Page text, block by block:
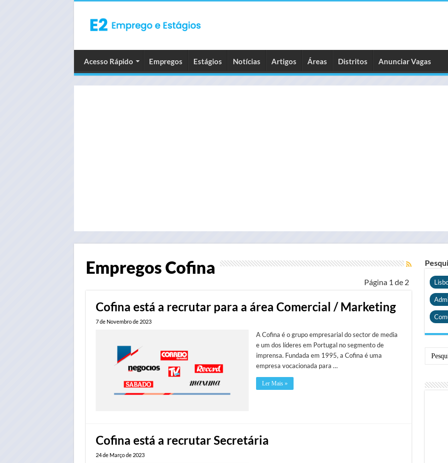
Acesso Rápido Empregos Estágios Notícias Artigos Áreas Distritos Anunciar Vagas
EmpregosCofina
Página 1 de 2
Cofina está a recrutar para a área Comercial / Marketing
7 de Novembro de 2023
A Cofina é o grupo empresarial do sector de media
e um dos líderes em Portugal no segmento de
imprensa. Fundada em 1995, a Cofina é uma
empresa vocacionada para …
Ler Mais »
Cofina está a recrutar Secretária
24 de Março de 2023